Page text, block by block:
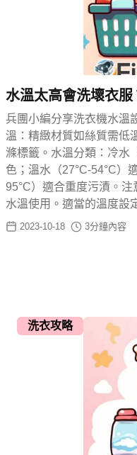
水溫太高會洗壞衣
兵團小編分享洗衣機水溫
溫：精緻材質如絲質需低
滌標籤。水溫分類：冷水
色；溫水（27°C-54°C）
95°C）適合重度污漬。
水溫使用。適當的溫度設
2023-10-18 3分鐘內容
洗衣攻略